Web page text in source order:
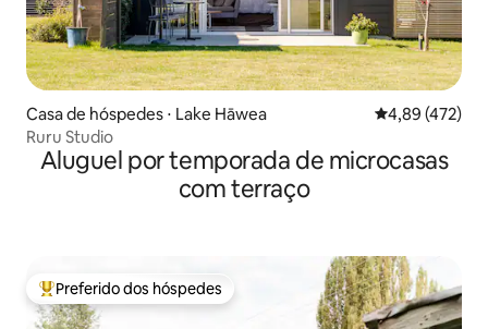
Casa de hóspedes ⋅ Lake Hāwea 4,89 de uma
4,89 (472)
Ruru Studio
Aluguel por temporada de microcasas
com terraço
Entre os melhores preferidos dos hóspedes
Preferido dos hóspedes